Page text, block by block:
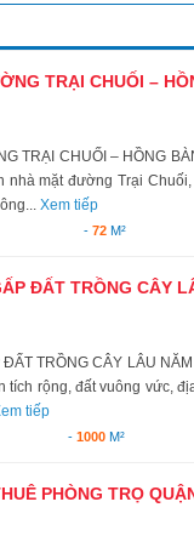
TRẠI CHUỐI –
TRẠI CHUỐI – HỒNG
nhà mặt đường Trại
Xem tiếp
- 72M²
ĐẤT TRỒNG CÂY
TRỒNG CÂY LÂU
tích rộng, đất vuông vức,
tiếp
- 1000M²
PHÒNG TRỌ